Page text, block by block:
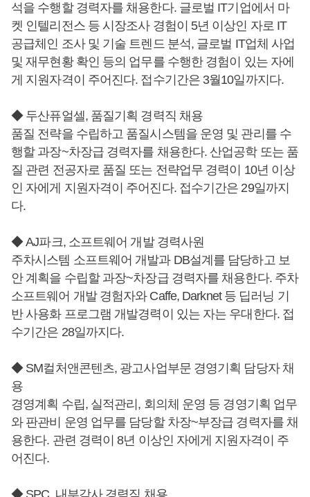
석을 수행할 경력자를 채용한다. 글로벌 IT기업에서 마
켓 인텔리전스 등 시장조사 경험이 5년 이상인 자로 IT
공급체인 조사 및 기술 트렌드 분석, 글로벌 IT업체 사업
및 재무현황 확인 등의 업무를 수행한 경험이 있는 자에
게 지원자격이 주어진다. 접수기간은 3월10일까지다.
◆ 두산퓨얼셀, 품질기획 경력직 채용
품질 전략을 수립하고 품질시스템을 운영 및 관리를 수
행할 과장~차장급 경력자를 채용한다. 산업공학 또는 품
질 관련 전공자로 품질 또는 전략업무 경력이 10년 이상
인 자에게 지원자격이 주어진다. 접수기간은 29일까지
다.
◆ AJ파크, 소프트웨어 개발 경력사원
주차시스템 소프트웨어 개발과 DB설계를 담당하고 보
안 계획을 수립할 과장~차장급 경력자를 채용한다. 주차
소프트웨어 개발 경험자와 Caffe, Darknet 등 딥러닝 기
반 사용화 프로그램 개발경력이 있는 자는 우대한다. 접
수기간은 28일까지다.
◆ SM컬처앤콘텐츠, 광고사업부문 경영기획 담당자 채
용
경영계획 수립, 실적관리, 회의체 운영 등 경영기획 업무
와 판관비 운영 업무를 담당할 차장~부장급 경력자를 채
용한다. 관련 경력이 8년 이상인 자에게 지원자격이 주
어진다.